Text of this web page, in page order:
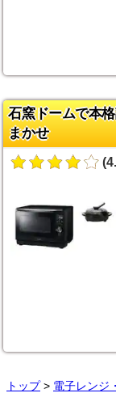
石窯ドームで本
まかせ
トップ> 電子レンジ